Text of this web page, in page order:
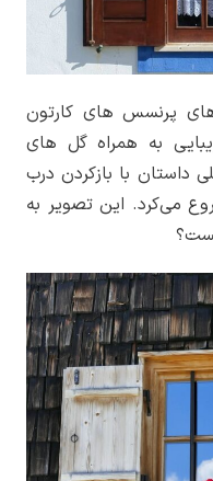
پرنسس های کارتون
به همراه گل های
داستان با بازکردن درب
می‌کرد. این تصویر به